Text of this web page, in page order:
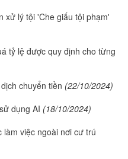
xử lý tội 'Che giấu tội phạm'
tỷ lệ được quy định cho từng
chuyển tiền (22/10/2024)
dụng AI (18/10/2024)
việc ngoài nơi cư trú